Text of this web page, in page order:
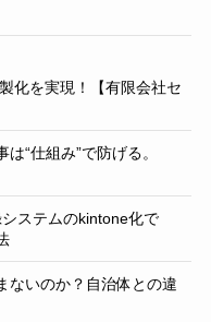
化を実現！【有限会社セ
“仕組み”で防げる。
ステムのkintone化で
ないのか？自治体との違